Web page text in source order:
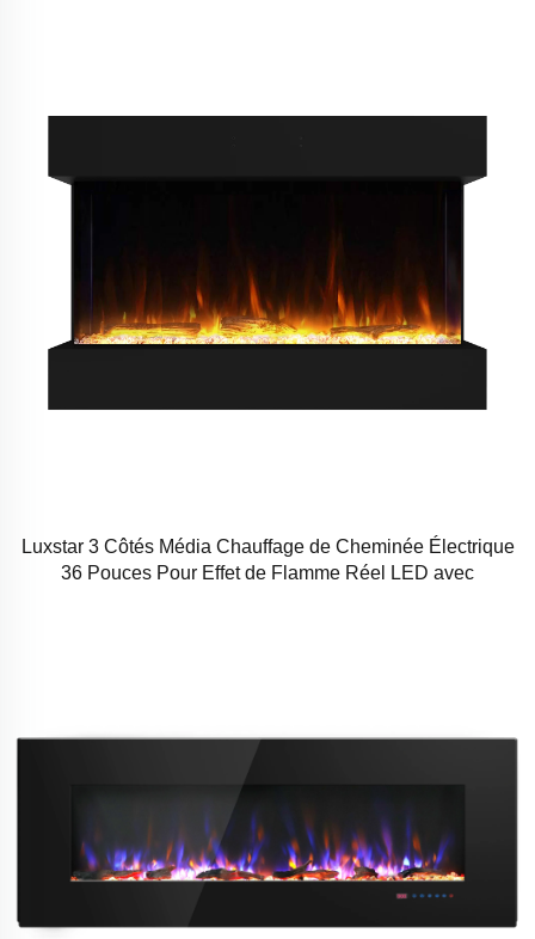
Luxstar 3 Côtés Média Chauffage de Cheminée Électrique
36 Pouces Pour Effet de Flamme Réel LED avec